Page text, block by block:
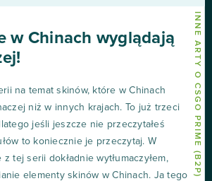
INNE ARTY O CSGO PRIME (B2P)
w Chinach wyglądają
na temat skinów, które w Chinach
niż w innych krajach. To już trzeci
jeśli jeszcze nie przeczytałeś
to koniecznie je przeczytaj. W
tej serii dokładnie wytłumaczyłem,
elementy skinów w Chinach. Ja tego